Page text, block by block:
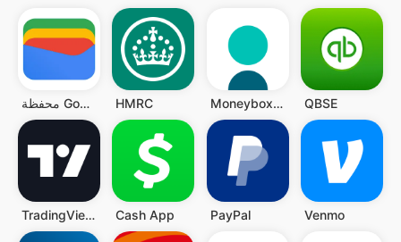
محفظة Google HMRC Moneybox - Save and Invest QBSE
TradingView: تابع جميع الأسواق Cash App PayPal Venmo